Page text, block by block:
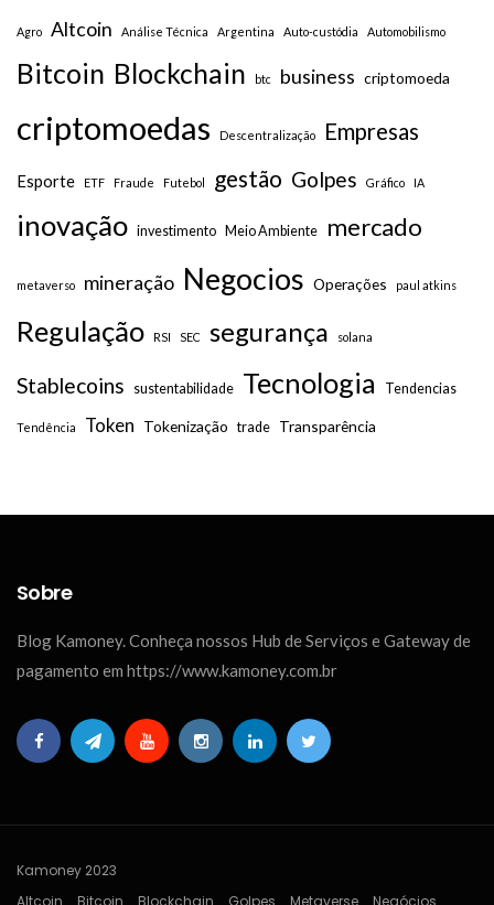
Agro Altcoin Análise Técnica Argentina Auto-custódia Automobilismo
Bitcoin Blockchain btc business criptomoeda
criptomoedas Descentralização Empresas
Esporte ETF Fraude Futebol gestão Golpes Gráfico IA
inovação investimento Meio Ambiente mercado
metaverso mineração Negocios Operações paul atkins
Regulação RSI SEC segurança solana
Stablecoins sustentabilidade Tecnologia Tendencias
Tendência Token Tokenização trade Transparência
Sobre
Blog Kamoney. Conheça nossos Hub de Serviços e Gateway de
pagamento em https://www.kamoney.com.br
Kamoney 2023